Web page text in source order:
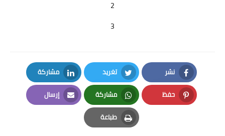
2
3
نشر
Facebook
تغريد
Twitter
مشاركة
LinkedIn
حفظ
Pinterest
مشاركة
Whatsapp
إرسال
Email
طباعة
Print